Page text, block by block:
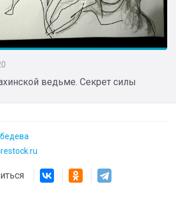
ведьме. Секрет силы